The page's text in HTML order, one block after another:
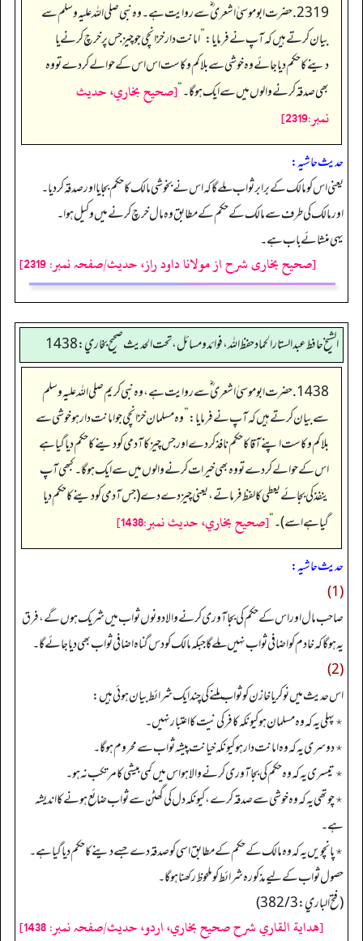
2319. حضرت ابو موسیٰ اشعری ؓ سے روایت ہے۔ وہ نبی صلی اللہ علیہ وسلم سے
بیان کرتے ہیں کہ آپ نے فرمایا:”امانت دار خزانچی جو چیز جس پر خرچ کرنے یا
دینے کا حکم دیا جائے وہ خوشی سے بلا کم و کاست اس اس کے حوالے کردے تو وہ
بھی صدقہ کرنے والوں میں سے ایک ہو گا۔“[صحيح بخاري، حديث
نمبر:2319]
حدیث حاشیہ:
یعنی اس کو مالک کے برابر ثواب ملے گا کہ اس نے بخوشی مالک کا حکم بجایا اور صدقہ کردیا۔
اور مالک کی طرف سے مالک کے حکم کے مطابق وہ مال خرچ کرنے میں وکیل ہوا۔
یہی منشائے باب ہے۔
[صحیح بخاری شرح از مولانا داود راز، حدیث/صفحہ نمبر: 2319]
الشيخ حافط عبدالستار الحماد حفظ الله، فوائد و مسائل، تحت الحديث صحيح بخاري:1438
1438. حضرت ابو موسیٰ اشعری ؓ سے روایت ہے، وہ نبی کریم صلی اللہ علیہ وسلم
سے بیان کرتے ہیں کہ آپ نے فرمایا:”وہ مسلمان خزانچی جو امانت دار ہو خوشی سے
بلا کم وکاست اپنے آقا کاحکم نافذ کردے اورجس چیز کا آدمی کو دینے کا حکم دیا گیا ہے
اس کے حوالے کردے تو وہ بھی خیرات کرنے والوں میں سے ایک ہوگا۔ کبھی آپ
ينفذ کی بجائے يعطي کا لفظ فرماتے، یعنی چیز دے دے(جس آدمی کو دینے کا حکم دیا
گیا ہےاسے)۔“[صحيح بخاري، حديث نمبر:1438]
حدیث حاشیہ:
(1)
صاحب مال اور اس کے حکم کی بجا آوری کرنے والا دونوں ثواب میں شریک ہوں گے، فرق
یہ ہو گا کہ خادم کو اضافی ثواب نہیں ملے گا جبکہ مالک کو دس گناہ اضافی ثواب بھی دیا جائے گا۔
(2)
اس حدیث میں نوکر یا خازن کو ثواب ملنے کی چند ایک شرائط بیان ہوئی ہیں:
٭ پہلی یہ کہ وہ مسلمان ہو کیونکہ کافر کی نیت کا اعتبار نہیں۔
٭ دوسری یہ کہ وہ امانت دار ہو کیونکہ خیانت پیشہ ثواب سے محروم ہو گا۔
٭ تیسری یہ کہ وہ حکم کی بجا آوری کرنے والا ہو اس میں کمی بیشی کا مرتکب نہ ہو۔
٭ چوتھی یہ کہ وہ خوشی سے صدقہ کرے، کیونکہ دل کی گھٹن سے ثواب ضائع ہونے کا اندیشہ
ہے۔
٭ پانچویں یہ کہ وہ مالک کے حکم کے مطابق اسی کو صدقہ دے جسے دینے کا حکم دیا گیا ہے۔
حصول ثواب کے لیے مذکورہ شرائط کو ملحوظ رکھنا ہو گا۔
(فتح الباري: 382/3)
[هداية القاري شرح صحيح بخاري، اردو، حدیث/صفحہ نمبر: 1438]